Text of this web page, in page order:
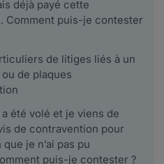
déjà payé cette
Comment puis-je contester
de litiges liés à un
de plaques
été volé et je viens de
de contravention pour
je n’ai pas pu
puis-je contester ?